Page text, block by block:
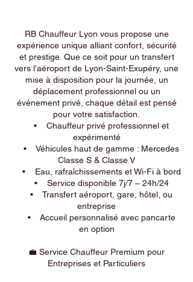
RB Chauffeur Lyon vous propose une
expérience unique alliant confort, sécurité
et prestige. Que ce soit pour un transfert
vers l’aéroport de Lyon-Saint-Exupéry, une
mise à disposition pour la journée, un
déplacement professionnel ou un
événement privé, chaque détail est pensé
pour votre satisfaction.
• Chauffeur privé professionnel et
expérimenté
• Véhicules haut de gamme : Mercedes
Classe S & Classe V
• Eau, rafraîchissements et Wi-Fi à bord
• Service disponible 7j/7 – 24h/24
• Transfert aéroport, gare, hôtel, ou
entreprise
• Accueil personnalisé avec pancarte
en option
💼 Service Chauffeur Premium pour
Entreprises et Particuliers